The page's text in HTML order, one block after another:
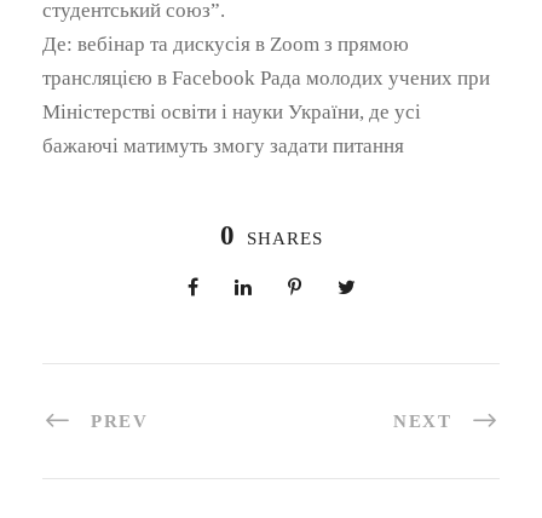
студентський союз”.
Де: вебінар та дискусія в Zoom з прямою
трансляцією в Facebook Рада молодих учених при
Міністерстві освіти і науки України, де усі
бажаючі матимуть змогу задати питання
0 SHARES
PREV NEXT